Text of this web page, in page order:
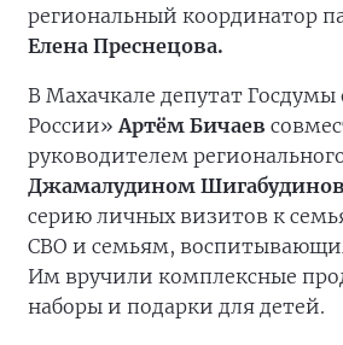
региональный координатор
Елена Преснецова.
В Махачкале депутат
России»Артём Бичаев
руководителем
Джамалудином
серию личных визитов к
СВО и семьям,
Им вручили комплексные
наборы и подарки для детей.